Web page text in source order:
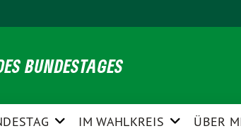
BUNDESTAGES
IM WAHLKREIS ÜBER